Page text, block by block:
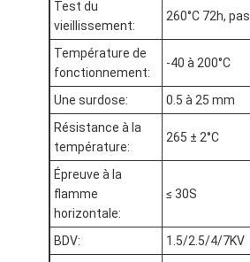
Bande adhésive d'isolation
Bande d'isolation de tissu en verre
Bande résistante à la chaleur
Ruban adhésif de tissu en verre
Ruban adhésif de film de Polyimide
Ruban adhésif de papier
Test du
vieillissement:
260°C 72h,
Température de
fonctionnement:
-40 à 200°C
Une surdose:
0.5 à 25 mm
Résistance à la
température:
265 ± 2°C
Épreuve à la
flamme
horizontale:
≤ 30S
BDV:
1.5/2.5/4/7KV